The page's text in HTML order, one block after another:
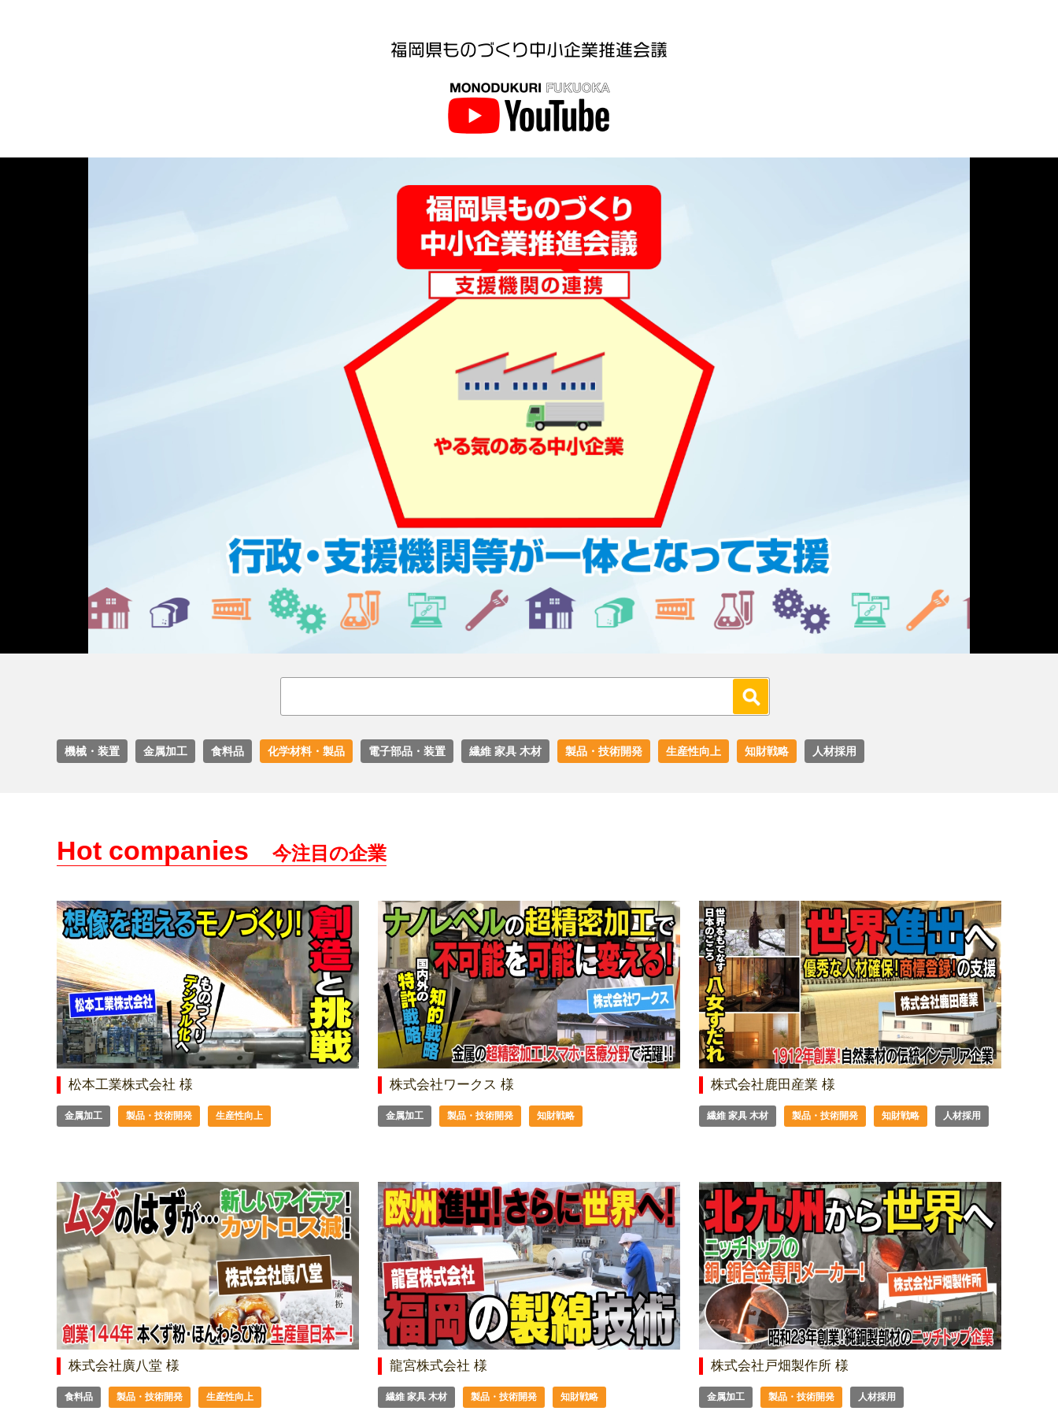
機械・装置 金属加工 食料品 化学材料・製品 電子部品・装置 繊維 家具 木材 製品・技術開発 生産性向上 知財戦略 人材採用
Hot companies 今注目の企業
松本工業株式会社 様
金属加工 製品・技術開発 生産性向上
株式会社ワークス 様
金属加工 製品・技術開発 知財戦略
株式会社鹿田産業 様
繊維 家具 木材 製品・技術開発 知財戦略 人材採用
株式会社廣八堂 様
食料品 製品・技術開発 生産性向上
龍宮株式会社 様
繊維 家具 木材 製品・技術開発 知財戦略
株式会社戸畑製作所 様
金属加工 製品・技術開発 人材採用